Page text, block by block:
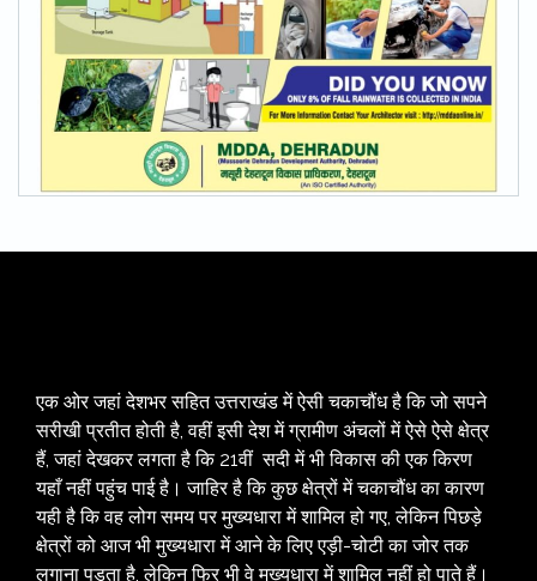
एक ओर जहां देशभर सहित उत्तराखंड में ऐसी चकाचौंध है कि जो सपने
सरीखी प्रतीत होती है, वहीं इसी देश में ग्रामीण अंचलों में ऐसे ऐसे क्षेत्र
हैं, जहां देखकर लगता है कि 21वीं सदी में भी विकास की एक किरण
यहाँ नहीं पहुंच पाई है। जाहिर है कि कुछ क्षेत्रों में चकाचौंध का कारण
यही है कि वह लोग समय पर मुख्यधारा में शामिल हो गए, लेकिन पिछड़े
क्षेत्रों को आज भी मुख्यधारा में आने के लिए एड़ी-चोटी का जोर तक
लगाना पड़ता है, लेकिन फिर भी वे मुख्यधारा में शामिल नहीं हो पाते हैं।